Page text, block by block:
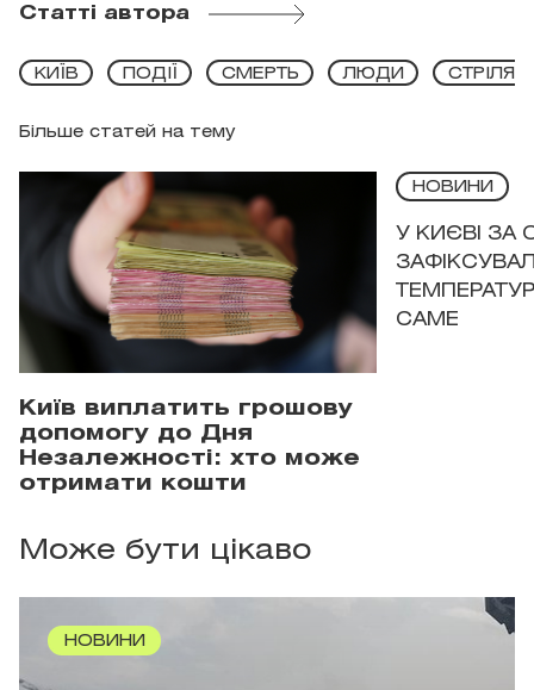
Статті автора
Більше статей на тему
КИЇВ ПОДІЇ СМЕРТЬ ЛЮДИ
Київ виплатить грошову
допомогу до Дня
Незалежності: хто може
отримати кошти
НОВИНИ
У КИЄВІ ЗА
САМЕ
Може бути цікаво
НОВИНИ